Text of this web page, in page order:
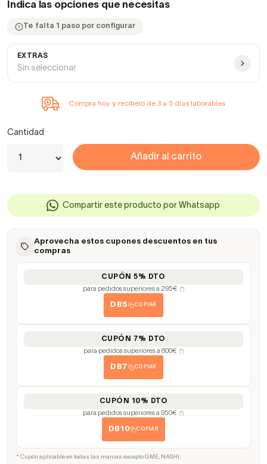
Indica las opciones que necesitas
Te falta 1 paso por configurar
EXTRAS
Sin seleccionar
Compra hoy y recíbelo de 3 a 5 días laborables
Cantidad
Añadir al carrito
Compartir este producto por Whatsapp
Aprovecha estos cupones descuentos en tus
compras
CUPÓN 5% DTO
para pedidos superiores a 295€ (*)
DB5 COPIAR
CUPÓN 7% DTO
para pedidos superiores a 600€ (*)
DB7 COPIAR
CUPÓN 10% DTO
para pedidos superiores a 950€ (*)
DB10 COPIAR
* Cupón aplicable en todas las marcas excepto GME, NASHI.